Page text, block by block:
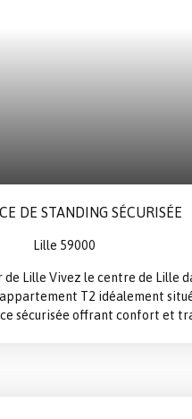
DE STANDING SÉCURISÉE
Lille 59000
de Lille Vivez le centre de Lille
T2 idéalement
sécurisée offrant confort et